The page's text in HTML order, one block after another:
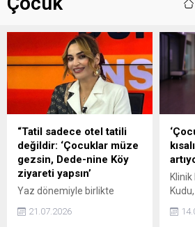
“Tatil sadece otel tatili
değildir: ‘Çocuklar müze
gezsin, Dede-nine Köy
ziyareti yapsın’
Yaz dönemiyle birlikte
değerlendiren Prof. Dr. Esra
21.07.2026
Klinik
video